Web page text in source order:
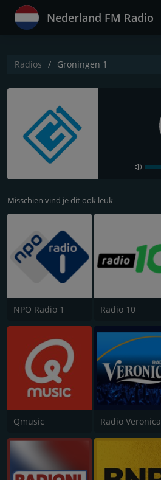
Nederland FM Radio
Radios Groningen 1
Misschien vind je dit ook leuk
NPO Radio 1 Radio 10
Qmusic Radio Veronica